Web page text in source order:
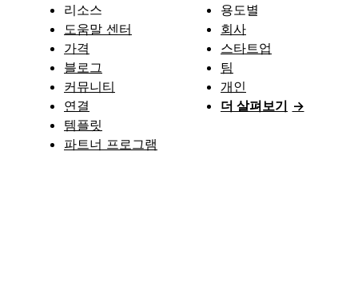
리소스
도움말 센터
가격
블로그
커뮤니티
연결
템플릿
파트너 프로그램
용도별
회사
스타트업
팀
개인
더 살펴보기 →